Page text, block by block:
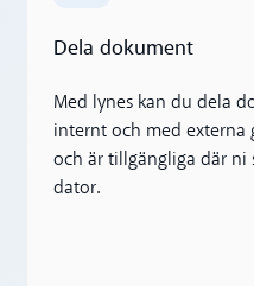
Dela dokument
Med lynes kan du dela
internt och med externa
och är tillgängliga där ni
dator.